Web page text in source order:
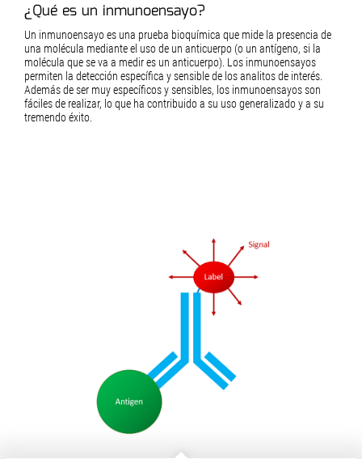
¿Qué es un inmunoensayo?
Un inmunoensayo es una prueba bioquímica que mide la presencia de
una molécula mediante el uso de un anticuerpo (o un antígeno, si la
molécula que se va a medir es un anticuerpo). Los inmunoensayos
permiten la detección específica y sensible de los analitos de interés.
Además de ser muy específicos y sensibles, los inmunoensayos son
fáciles de realizar, lo que ha contribuido a su uso generalizado y a su
tremendo éxito.